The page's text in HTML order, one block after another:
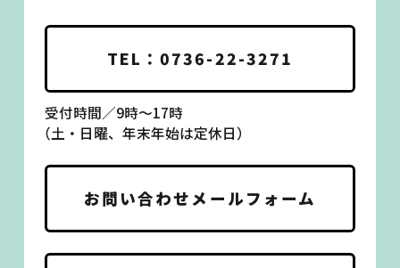
TEL：0736-22-3271
受付時間／9時〜17時
（土・日曜、年末年始は定休日）
お問い合わせメールフォーム